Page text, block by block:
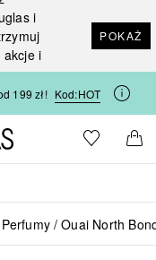
i
akcje i
POKAŻ
199 zł! Kod:HOT
Strona główna Douglas
Do listyDo
Perfumy Ouai North